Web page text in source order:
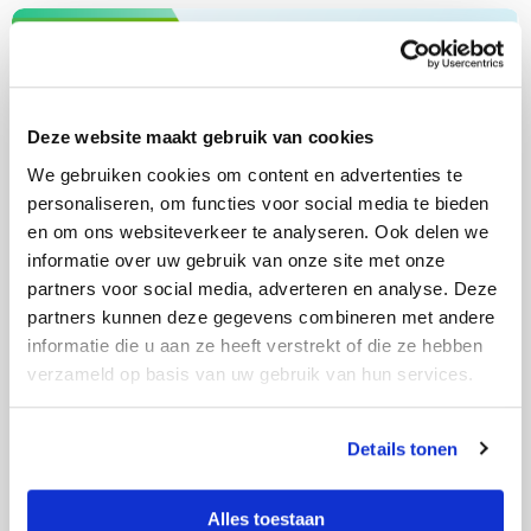
Deze website maakt gebruik van cookies
We gebruiken cookies om content en advertenties te
personaliseren, om functies voor social media te bieden
en om ons websiteverkeer te analyseren. Ook delen we
informatie over uw gebruik van onze site met onze
partners voor social media, adverteren en analyse. Deze
partners kunnen deze gegevens combineren met andere
informatie die u aan ze heeft verstrekt of die ze hebben
verzameld op basis van uw gebruik van hun services.
Details tonen
Alles toestaan
Hoe NIS2-ready is jouw organisatie? Laat CSAT
het ontrafelen.
Security
Met de introductie van NIS2, De EU-richtlijn voor
organisaties voor de uitdaging hun security op
Lees
over
NIS2-
ready
jouw
organisatie?
Laat
CSAT
het
ontrafelen.